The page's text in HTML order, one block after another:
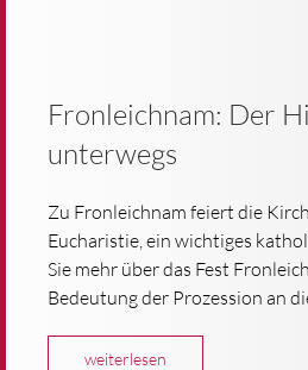
Fronleichnam: Der
unterwegs
Zu Fronleichnam feiert die
Eucharistie, ein wichtiges
Sie mehr über das Fest
Bedeutung der Prozession an
weiterlesen